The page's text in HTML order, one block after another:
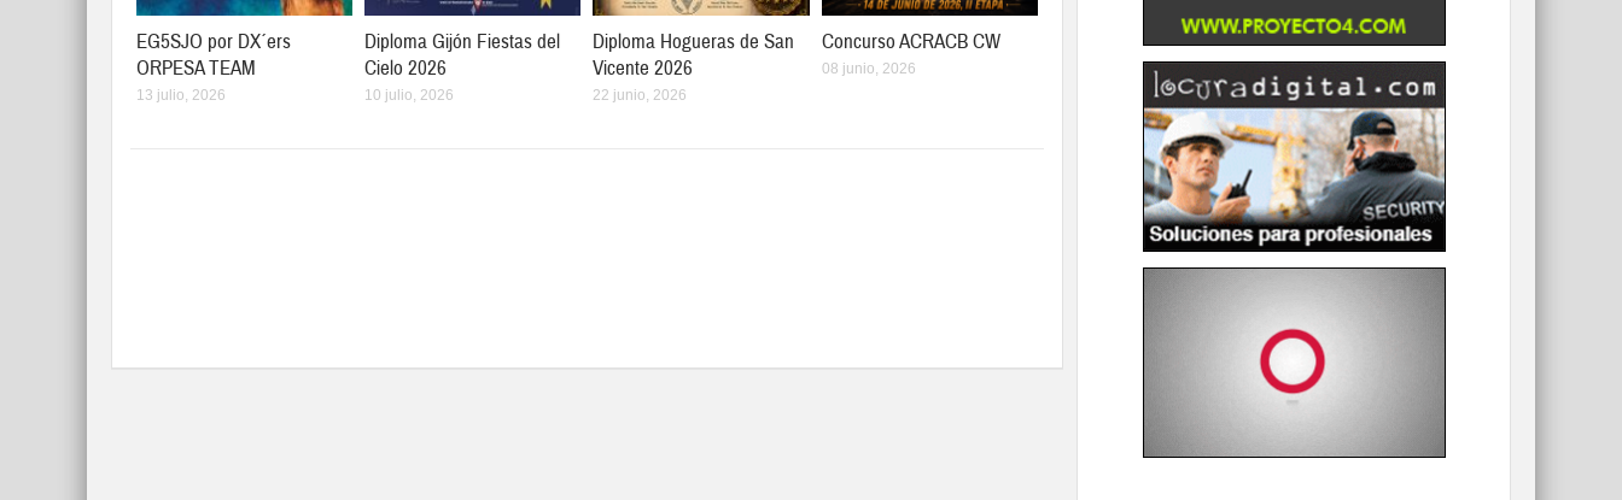
EG5SJO por DX´ers
ORPESA TEAM
13 julio, 2026
Diploma Gijón Fiestas del
Cielo 2026
10 julio, 2026
Diploma Hogueras de San
Vicente 2026
22 junio, 2026
Concurso ACRACB CW
08 junio, 2026